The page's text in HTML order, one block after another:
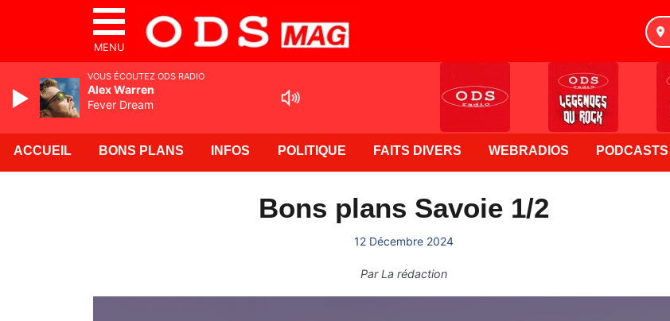
MENU
ACCUEIL BONS PLANS INFOS POLITIQUE FAITS DIVERS WEBRADIOS PODCASTS
Bons plans Savoie 1/2
12 Décembre 2024
ParLa rédaction
VOUS ÉCOUTEZ ODS RADIO
Alex Warren
Fever Dream